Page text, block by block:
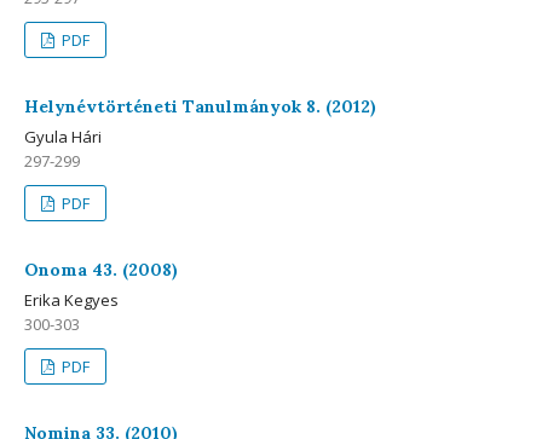
PDF
Helynévtörténeti Tanulmányok 8. (2012)
Gyula Hári
297-299
PDF
Onoma 43. (2008)
Erika Kegyes
300-303
PDF
Nomina 33. (2010)